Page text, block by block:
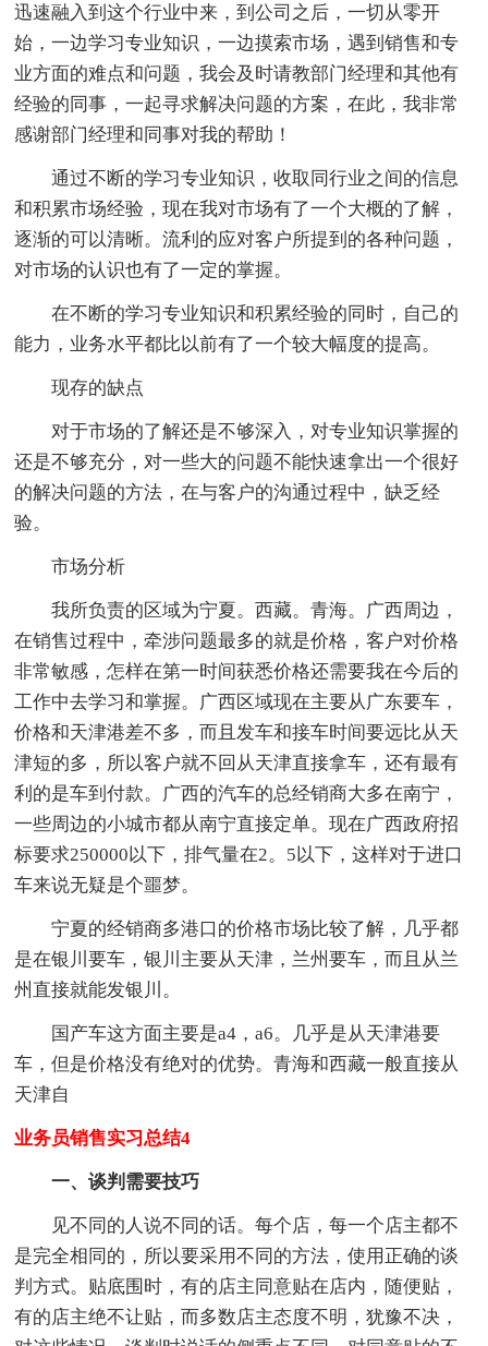
迅速融入到这个行业中来，到公司之后，一切从零开
始，一边学习专业知识，一边摸索市场，遇到销售和专
业方面的难点和问题，我会及时请教部门经理和其他有
经验的同事，一起寻求解决问题的方案，在此，我非常
感谢部门经理和同事对我的帮助！
通过不断的学习专业知识，收取同行业之间的信息
和积累市场经验，现在我对市场有了一个大概的了解，
逐渐的可以清晰。流利的应对客户所提到的各种问题，
对市场的认识也有了一定的掌握。
在不断的学习专业知识和积累经验的同时，自己的
能力，业务水平都比以前有了一个较大幅度的提高。
现存的缺点
对于市场的了解还是不够深入，对专业知识掌握的
还是不够充分，对一些大的问题不能快速拿出一个很好
的解决问题的方法，在与客户的沟通过程中，缺乏经
验。
市场分析
我所负责的区域为宁夏。西藏。青海。广西周边，
在销售过程中，牵涉问题最多的就是价格，客户对价格
非常敏感，怎样在第一时间获悉价格还需要我在今后的
工作中去学习和掌握。广西区域现在主要从广东要车，
价格和天津港差不多，而且发车和接车时间要远比从天
津短的多，所以客户就不回从天津直接拿车，还有最有
利的是车到付款。广西的汽车的总经销商大多在南宁，
一些周边的小城市都从南宁直接定单。现在广西政府招
标要求250000以下，排气量在2。5以下，这样对于进口
车来说无疑是个噩梦。
宁夏的经销商多港口的价格市场比较了解，几乎都
是在银川要车，银川主要从天津，兰州要车，而且从兰
州直接就能发银川。
国产车这方面主要是a4，a6。几乎是从天津港要
车，但是价格没有绝对的优势。青海和西藏一般直接从
天津自
业务员销售实习总结4
一、谈判需要技巧
见不同的人说不同的话。每个店，每一个店主都不
是完全相同的，所以要采用不同的方法，使用正确的谈
判方式。贴底围时，有的店主同意贴在店内，随便贴，
有的店主绝不让贴，而多数店主态度不明，犹豫不决，